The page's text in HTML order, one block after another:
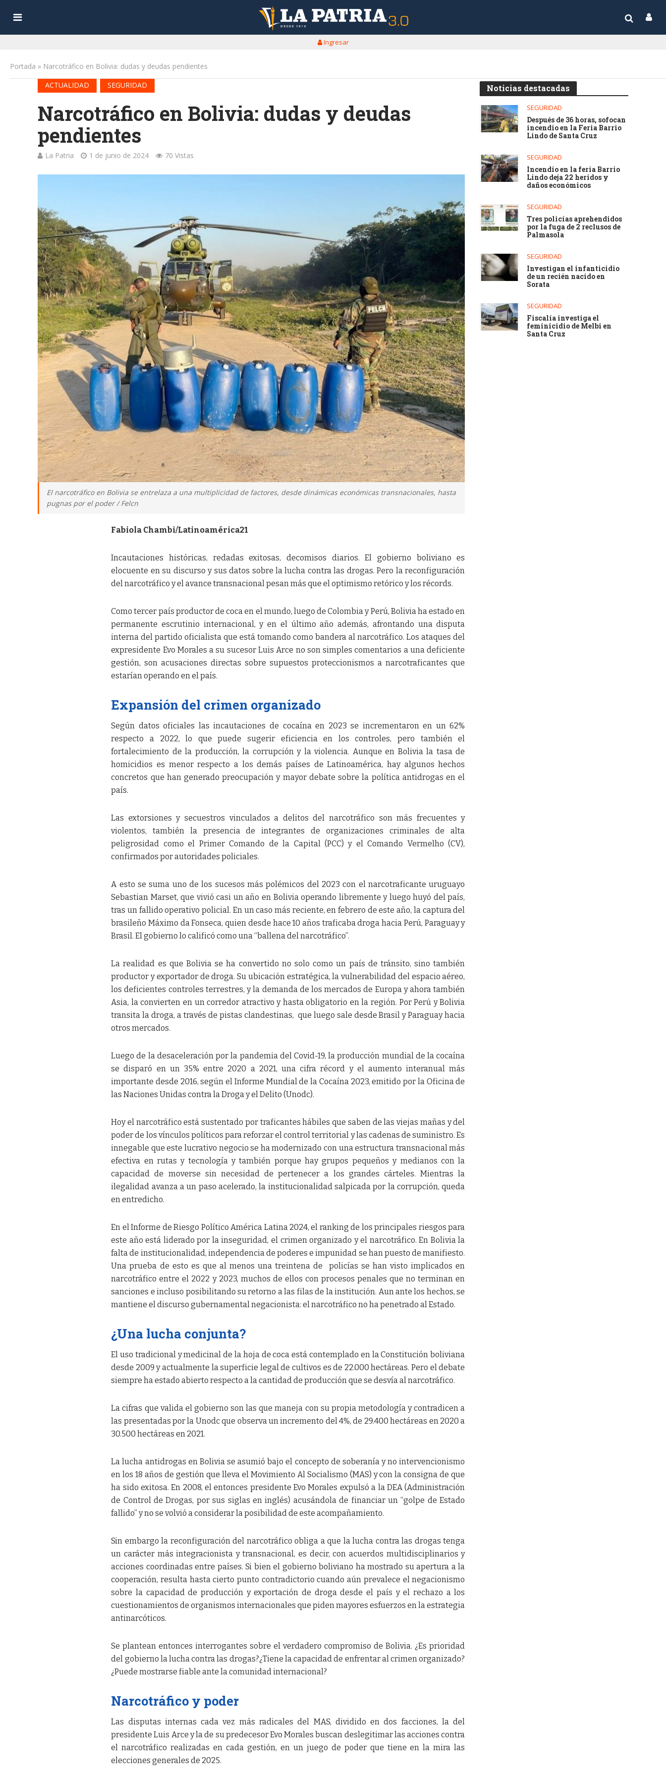
Ingresar
Portada » Narcotráfico en Bolivia: dudas y deudas pendientes
ACTUALIDAD
SEGURIDAD
Narcotráfico en Bolivia: dudas y deudas
pendientes
La Patria 1 de junio de 2024 70 Vistas
El narcotráfico en Bolivia se entrelaza a una multiplicidad de factores, desde dinámicas económicas transnacionales, hasta
pugnas por el poder / Felcn
Fabiola Chambi/Latinoamérica21
Incautaciones históricas, redadas exitosas, decomisos diarios. El gobierno boliviano es
elocuente en su discurso y sus datos sobre la lucha contra las drogas. Pero la reconfiguración
del narcotráfico y el avance transnacional pesan más que el optimismo retórico y los récords.
Como tercer país productor de coca en el mundo, luego de Colombia y Perú, Bolivia ha estado en
permanente escrutinio internacional, y en el último año además, afrontando una disputa
interna del partido oficialista que está tomando como bandera al narcotráfico. Los ataques del
expresidente Evo Morales a su sucesor Luis Arce no son simples comentarios a una deficiente
gestión, son acusaciones directas sobre supuestos proteccionismos a narcotraficantes que
estarían operando en el país.
Expansión del crimen organizado
Según datos oficiales las incautaciones de cocaína en 2023 se incrementaron en un 62%
respecto a 2022, lo que puede sugerir eficiencia en los controles, pero también el
fortalecimiento de la producción, la corrupción y la violencia. Aunque en Bolivia la tasa de
homicidios es menor respecto a los demás países de Latinoamérica, hay algunos hechos
concretos que han generado preocupación y mayor debate sobre la política antidrogas en el
país.
Las extorsiones y secuestros vinculados a delitos del narcotráfico son más frecuentes y
violentos, también la presencia de integrantes de organizaciones criminales de alta
peligrosidad como el Primer Comando de la Capital (PCC) y el Comando Vermelho (CV),
confirmados por autoridades policiales.
A esto se suma uno de los sucesos más polémicos del 2023 con el narcotraficante uruguayo
Sebastian Marset, que vivió casi un año en Bolivia operando libremente y luego huyó del país,
tras un fallido operativo policial. En un caso más reciente, en febrero de este año, la captura del
brasileño Máximo da Fonseca, quien desde hace 10 años traficaba droga hacia Perú, Paraguay y
Brasil. El gobierno lo calificó como una “ballena del narcotráfico”.
La realidad es que Bolivia se ha convertido no solo como un país de tránsito, sino también
productor y exportador de droga. Su ubicación estratégica, la vulnerabilidad del espacio aéreo,
los deficientes controles terrestres, y la demanda de los mercados de Europa y ahora también
Asia, la convierten en un corredor atractivo y hasta obligatorio en la región. Por Perú y Bolivia
transita la droga, a través de pistas clandestinas, que luego sale desde Brasil y Paraguay hacia
otros mercados.
Luego de la desaceleración por la pandemia del Covid-19, la producción mundial de la cocaína
se disparó en un 35% entre 2020 a 2021, una cifra récord y el aumento interanual más
importante desde 2016, según el Informe Mundial de la Cocaína 2023, emitido por la Oficina de
las Naciones Unidas contra la Droga y el Delito (Unodc).
Hoy el narcotráfico está sustentado por traficantes hábiles que saben de las viejas mañas y del
poder de los vínculos políticos para reforzar el control territorial y las cadenas de suministro. Es
innegable que este lucrativo negocio se ha modernizado con una estructura transnacional más
efectiva en rutas y tecnología y también porque hay grupos pequeños y medianos con la
capacidad de moverse sin necesidad de pertenecer a los grandes cárteles. Mientras la
ilegalidad avanza a un paso acelerado, la institucionalidad salpicada por la corrupción, queda
en entredicho.
En el Informe de Riesgo Político América Latina 2024, el ranking de los principales riesgos para
este año está liderado por la inseguridad, el crimen organizado y el narcotráfico. En Bolivia la
falta de institucionalidad, independencia de poderes e impunidad se han puesto de manifiesto.
Una prueba de esto es que al menos una treintena de policías se han visto implicados en
narcotráfico entre el 2022 y 2023, muchos de ellos con procesos penales que no terminan en
sanciones e incluso posibilitando su retorno a las filas de la institución. Aun ante los hechos, se
mantiene el discurso gubernamental negacionista: el narcotráfico no ha penetrado al Estado.
¿Una lucha conjunta?
El uso tradicional y medicinal de la hoja de coca está contemplado en la Constitución boliviana
desde 2009 y actualmente la superficie legal de cultivos es de 22.000 hectáreas. Pero el debate
siempre ha estado abierto respecto a la cantidad de producción que se desvía al narcotráfico.
La cifras que valida el gobierno son las que maneja con su propia metodología y contradicen a
las presentadas por la Unodc que observa un incremento del 4%, de 29.400 hectáreas en 2020 a
30.500 hectáreas en 2021.
La lucha antidrogas en Bolivia se asumió bajo el concepto de soberanía y no intervencionismo
en los 18 años de gestión que lleva el Movimiento Al Socialismo (MAS) y con la consigna de que
ha sido exitosa. En 2008, el entonces presidente Evo Morales expulsó a la DEA (Administración
de Control de Drogas, por sus siglas en inglés) acusándola de financiar un “golpe de Estado
fallido” y no se volvió a considerar la posibilidad de este acompañamiento.
Sin embargo la reconfiguración del narcotráfico obliga a que la lucha contra las drogas tenga
un carácter más integracionista y transnacional, es decir, con acuerdos multidisciplinarios y
acciones coordinadas entre países. Si bien el gobierno boliviano ha mostrado su apertura a la
cooperación, resulta hasta cierto punto contradictorio cuando aún prevalece el negacionismo
sobre la capacidad de producción y exportación de droga desde el país y el rechazo a los
cuestionamientos de organismos internacionales que piden mayores esfuerzos en la estrategia
antinarcóticos.
Se plantean entonces interrogantes sobre el verdadero compromiso de Bolivia. ¿Es prioridad
del gobierno la lucha contra las drogas?¿Tiene la capacidad de enfrentar al crimen organizado?
¿Puede mostrarse fiable ante la comunidad internacional?
Narcotráfico y poder
Las disputas internas cada vez más radicales del MAS, dividido en dos facciones, la del
presidente Luis Arce y la de su predecesor Evo Morales buscan deslegitimar las acciones contra
el narcotráfico realizadas en cada gestión, en un juego de poder que tiene en la mira las
elecciones generales de 2025.
Noticias destacadas
SEGURIDAD
Después de 36 horas, sofocan
incendio en la Feria Barrio
Lindo de Santa Cruz
SEGURIDAD
Incendio en la feria Barrio
Lindo deja 22 heridos y
daños económicos
SEGURIDAD
Tres policías aprehendidos
por la fuga de 2 reclusos de
Palmasola
SEGURIDAD
Investigan el infanticidio
de un recién nacido en
Sorata
SEGURIDAD
Fiscalía investiga el
feminicidio de Melbi en
Santa Cruz